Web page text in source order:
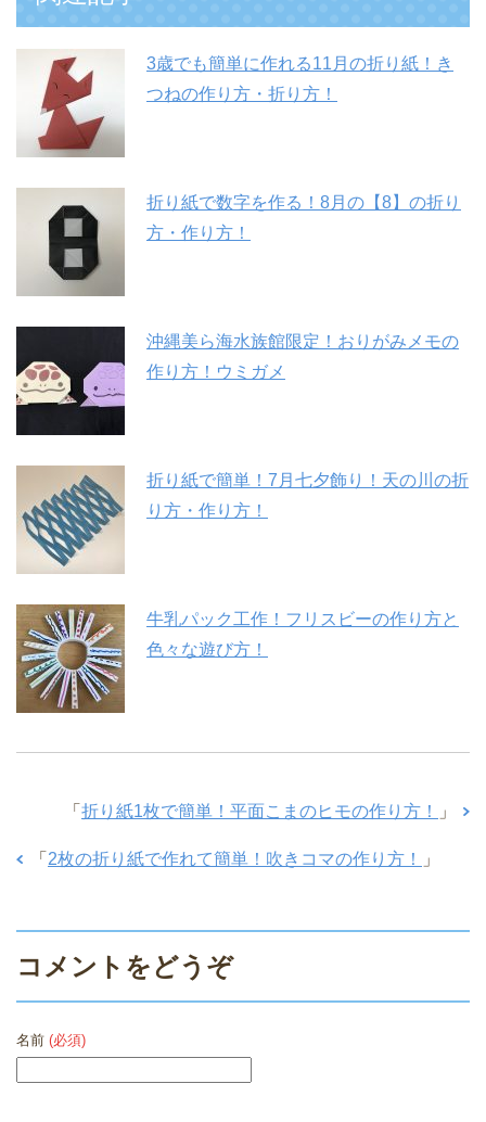
3歳でも簡単に作れる11月の折り紙！き
つねの作り方・折り方！
折り紙で数字を作る！8月の【8】の折り
方・作り方！
沖縄美ら海水族館限定！おりがみメモの
作り方！ウミガメ
折り紙で簡単！7月七夕飾り！天の川の折
り方・作り方！
牛乳パック工作！フリスビーの作り方と
色々な遊び方！
「 折り紙1枚で簡単！平面こまのヒモの作り方！ 」
「 2枚の折り紙で作れて簡単！吹きコマの作り方！ 」
コメントをどうぞ
名前 (必須)